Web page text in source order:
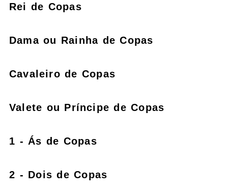
Rei de Copas
Dama ou Rainha de Copas
Cavaleiro de Copas
Valete ou Príncipe de Copas
1 - Ás de Copas
2 - Dois de Copas